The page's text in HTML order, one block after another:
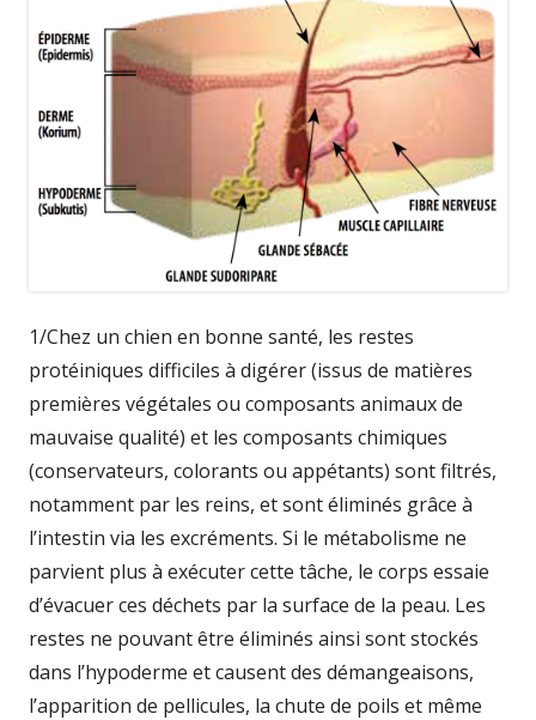
1/Chez un chien en bonne santé, les restes
protéiniques difficiles à digérer (issus de matières
premières végétales ou composants animaux de
mauvaise qualité) et les composants chimiques
(conservateurs, colorants ou appétants) sont filtrés,
notamment par les reins, et sont éliminés grâce à
l’intestin via les excréments. Si le métabolisme ne
parvient plus à exécuter cette tâche, le corps essaie
d’évacuer ces déchets par la surface de la peau. Les
restes ne pouvant être éliminés ainsi sont stockés
dans l’hypoderme et causent des démangeaisons,
l’apparition de pellicules, la chute de poils et même